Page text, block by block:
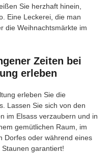
Sie herzhaft hinein,
Eine Leckerei, die man
die Weihnachtsmärkte im
Zeiten bei
erleben
erleben Sie die
Lassen Sie sich von den
im Elsass verzaubern und in
gemütlichen Raum, im
Dorfes oder während eines
garantiert!